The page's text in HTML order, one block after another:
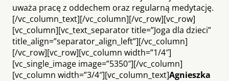
uważa pracę z oddechem oraz regularną medytację.
[/vc_column_text][/vc_column][/vc_row][vc_row]
[vc_column][vc_text_separator title=”Joga dla dzieci”
title_align=”separator_align_left”][/vc_column]
[/vc_row][vc_row][vc_column width=”1/4″]
[vc_single_image image=”5350″][/vc_column]
[vc_column width=”3/4″][vc_column_text]Agnieszka